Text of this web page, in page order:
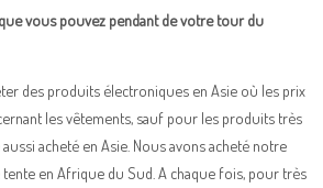
vous pouvez pendant de votre tour du
des produits électroniques en Asie où les prix
les vêtements, sauf pour les produits très
acheté en Asie. Nous avons acheté notre
en Afrique du Sud. A chaque fois, pour très